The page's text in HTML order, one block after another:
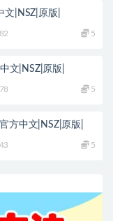
文|NSZ|原版|
5
文|NSZ|原版|
5
方中文|NSZ|原版|
5